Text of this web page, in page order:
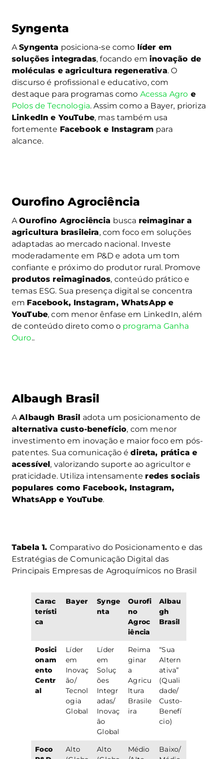
Syngenta
ASyngenta posiciona-se como líder em
soluções integradas, focando eminovação de
moléculas e agricultura regenerativa. O
discurso é profissional e educativo, com
destaque para programas como Acessa Agro e
Polos de Tecnologia. Assim como a Bayer, prioriza
LinkedIn e YouTube, mas também usa
fortemente Facebook e Instagram para
alcance.
Ourofino Agrociência
AOurofino Agrociência busca reimaginar a
agricultura brasileira, com foco em soluções
adaptadas ao mercado nacional. Investe
moderadamente em P&D e adota um tom
confiante e próximo do produtor rural. Promove
produtos reimaginados, conteúdo prático e
temas ESG. Sua presença digital se concentra
em Facebook, Instagram, WhatsApp e
YouTube, com menor ênfase em LinkedIn, além
de conteúdo direto como o programa Ganha
Ouro..
Albaugh Brasil
AAlbaugh Brasil adota um posicionamento de
alternativa custo-benefício, com menor
investimento em inovação e maior foco em pós-
patentes. Sua comunicação édireta, prática e
acessível, valorizando suporte ao agricultor e
praticidade. Utiliza intensamente redes sociais
populares como Facebook, Instagram,
WhatsApp e YouTube.
Tabela 1. Comparativo do Posicionamento e das
Estratégias de Comunicação Digital das
Principais Empresas de Agroquímicos no Brasil
Carac
terísti
ca
Bayer
Synge
nta
Ourofi
no
Agroc
iência
Albau
gh
Brasil
Posici
onam
ento
Centr
al
Líder
em
Inovaç
ão/
Tecnol
ogia
Global
Líder
em
Soluç
ões
Integr
adas/
Inovaç
ão
Global
Reima
ginar
a
Agricu
ltura
Brasile
ira
“Sua
Altern
ativa”
(Quali
dade/
Custo-
Benefí
cio)
Foco
Alto
Alto
Médio
Baixo/